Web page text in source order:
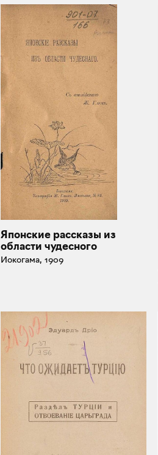
Японские рассказы из
области чудесного
Иокогама, 1909